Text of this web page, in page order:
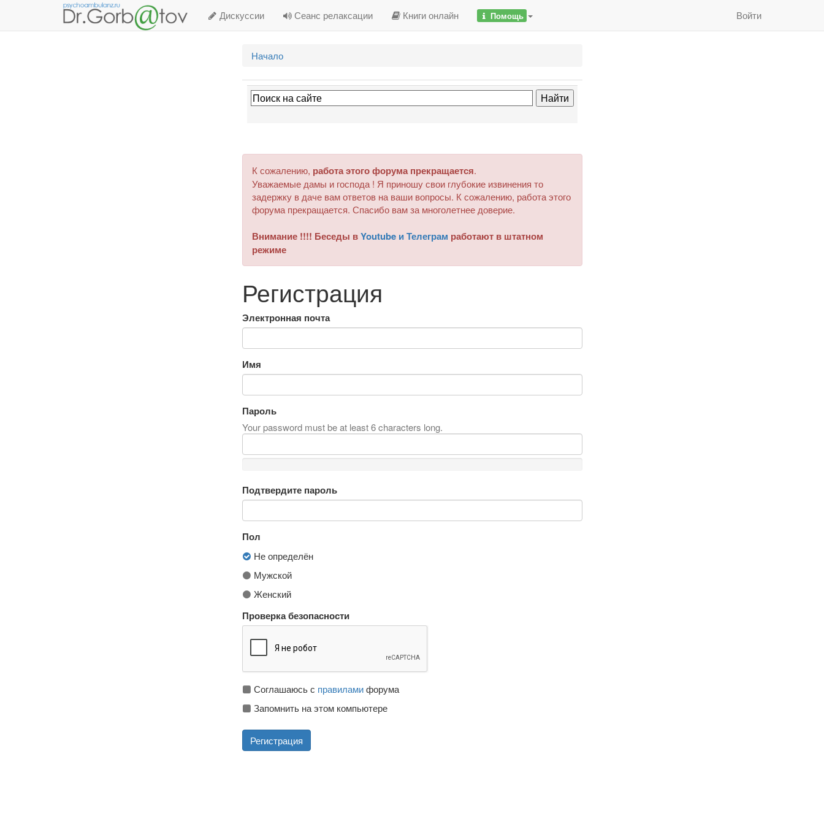
Дискуссии Сеанс релаксации Книги онлайн Помощь Войти
Начало
К сожалению, работа этого форума прекращается.
Уважаемые дамы и господа ! Я приношу свои глубокие извинения то
задержку в даче вам ответов на ваши вопросы. К сожалению, работа этого
форума прекращается. Спасибо вам за многолетнее доверие.
Внимание !!!! Беседы вYoutube и Телеграм работают в штатном
режиме
Регистрация
Электронная почта
Имя
Пароль
Your password must be at least 6 characters long.
Подтвердите пароль
Пол
Не определён
Мужской
Женский
Проверка безопасности
Соглашаюсь с правиламифорума
Запомнить на этом компьютере